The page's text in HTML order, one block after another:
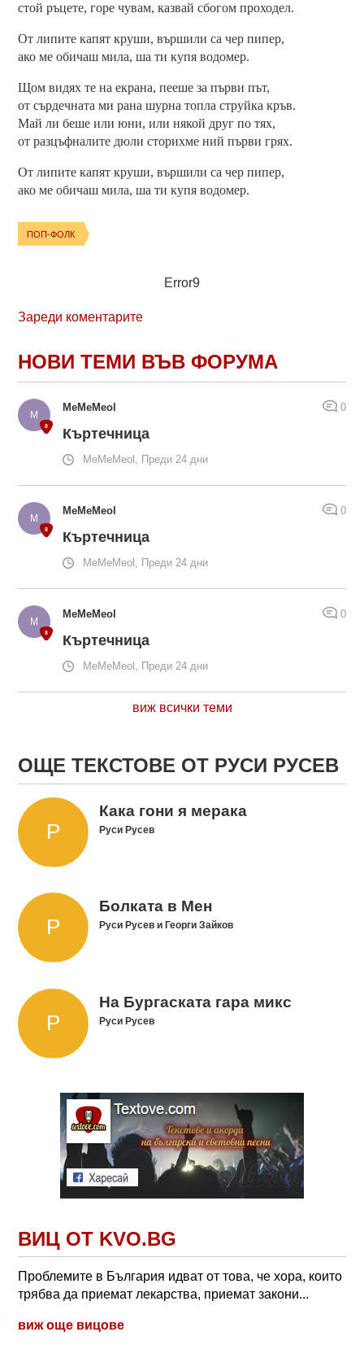
стой ръцете, горе чувам, казвай сбогом проходел.
От липите капят круши, вършили са чер пипер,
ако ме обичаш мила, ша ти купя водомер.
Щом видях те на екрана, пееше за първи път,
от сърдечната ми рана шурна топла струйка кръв.
Май ли беше или юни, или някой друг по тях,
от разцъфналите дюли сторихме ний първи грях.
От липите капят круши, вършили са чер пипер,
ако ме обичаш мила, ша ти купя водомер.
ПОП-ФОЛК
Error9
Зареди коментарите
НОВИ ТЕМИ ВЪВ ФОРУМА
MeMeMeol 0
Къртечница
MeMeMeol, Преди 24 дни
MeMeMeol 0
Къртечница
MeMeMeol, Преди 24 дни
MeMeMeol 0
Къртечница
MeMeMeol, Преди 24 дни
виж всички теми
ОЩЕ ТЕКСТОВЕ ОТ РУСИ РУСЕВ
Кака гони я мерака
Руси Русев
Болката в Мен
Руси Русев и Георги Зайков
На Бургаската гара микс
Руси Русев
ВИЦ ОТ KVO.BG
Проблемите в България идват от това, че хора, които
трябва да приемат лекарства, приемат закони...
виж още вицове